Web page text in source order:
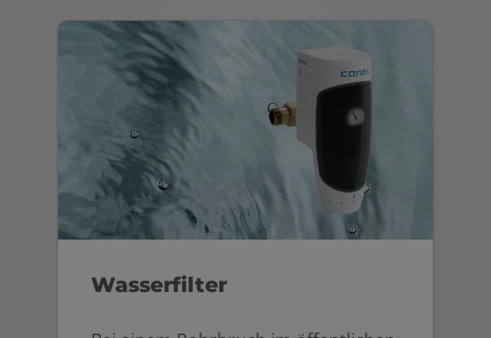
Wasserfilter